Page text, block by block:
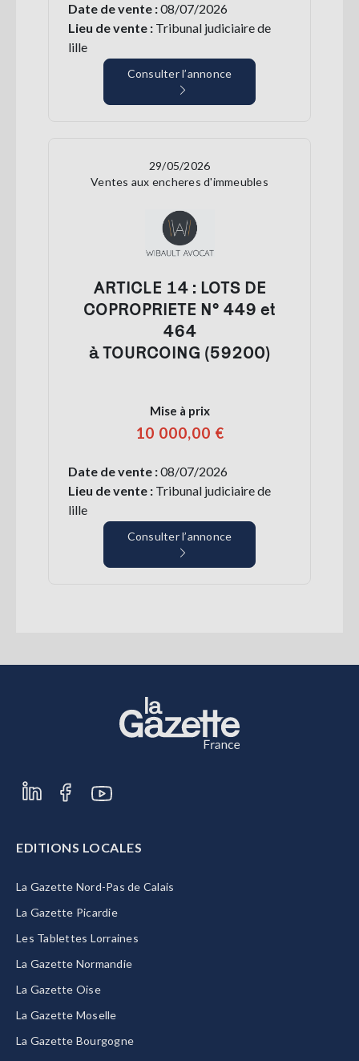
Date de vente :08/07/2026
Lieu de vente : Tribunal judiciaire de
lille
Consulter l’annonce
29/05/2026
Ventes aux encheres d'immeubles
ARTICLE 14 : LOTS DE
COPROPRIETE N° 449 et
464
à TOURCOING (59200)
Mise à prix
10 000,00 €
Date de vente :08/07/2026
Lieu de vente : Tribunal judiciaire de
lille
Consulter l’annonce
EDITIONS LOCALES
La Gazette Nord-Pas de Calais
La Gazette Picardie
Les Tablettes Lorraines
La Gazette Normandie
La Gazette Oise
La Gazette Moselle
La Gazette Bourgogne